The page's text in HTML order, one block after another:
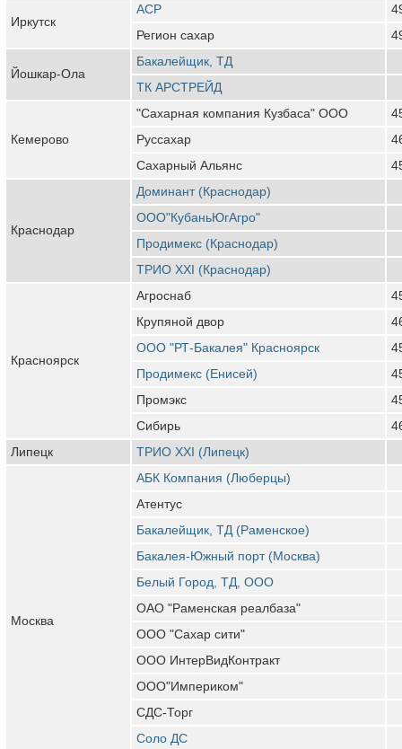
Иркутск
АСР
Регион сахар
Йошкар-Ола
Бакалейщик, ТД
ТК АРСТРЕЙД
Кемерово
"Сахарная компания Кузбаса" ООО
Руссахар
Сахарный Альянс
Краснодар
Доминант (Краснодар)
ООО"КубаньЮгАгро"
Продимекс (Краснодар)
ТРИО XXI (Краснодар)
Красноярск
Агроснаб
Крупяной двор
ООО "РТ-Бакалея" Красноярск
Продимекс (Енисей)
Промэкс
Сибирь
Липецк
ТРИО ХХI (Липецк)
Москва
АБК Компания (Люберцы)
Атентус
Бакалейщик, ТД (Раменское)
Бакалея-Южный порт (Москва)
Белый Город, ТД, ООО
ОАО "Раменская реалбаза"
ООО "Сахар сити"
ООО ИнтерВидКонтракт
ООО"Империком"
СДС-Торг
Соло ДС